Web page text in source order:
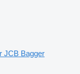
JCB Bagger